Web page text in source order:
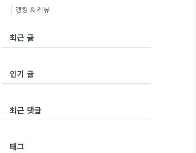
랭킹 & 리뷰
최근 글
인기 글
최근 댓글
태그